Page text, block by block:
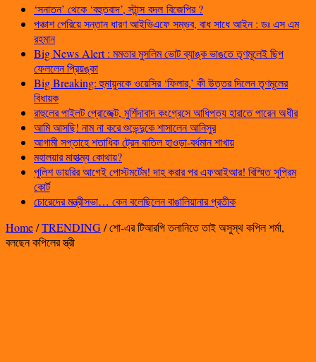
‘সনাতন’ থেকে ‘বহুতবাদ’, স্টান্স বদল বিজেপির ?
পঞ্চাশ পেরিয়ে সন্তান ধারণ আইভিএফে সম্ভব, বাধ সাধে আইন : ডঃ এস এম
রহমান
Big News Alert : মমতার মুসলিম ভোট ব্যাঙ্ক ভাঙতে তৃণমূলেই ছিপ
ফেললেন প্রিয়ঙ্কা
Big Breaking: হুমায়ুনকে ওয়েসির ‘ফিলার,’ কী উত্তর দিলেন তৃণমূলের
বিধায়ক
রাহুলের পাইলট প্রোজেক্ট, মুর্শিদাবাদ কংগ্রেসে আধিপত্য হারাতে পারেন অধীর
আমি আসছি! নাম না করে শুভেন্দুকে শাসালেন আনিসুর
আগামী সপ্তাহে শতাধিক ট্রেন বাতিল হাওড়া-বর্ধমান শাখায়
মহালয়ার মাহাত্ম্য কোথায়?
পুলিশ ডায়রির আগেই পোস্টমর্টেম! দাহ করার পর এফআইআর! বিস্মিত সুপ্রিম
কোর্ট
চোরেদের মন্ত্রীসভা… কেন বলেছিলেন বাঙালিয়ানার প্রতীক
Home/TRENDING/শো-এর টিআরপি তলানিতে তাই অসুস্থ কপিল শর্মা,
বলছেন কপিলের স্ত্রী